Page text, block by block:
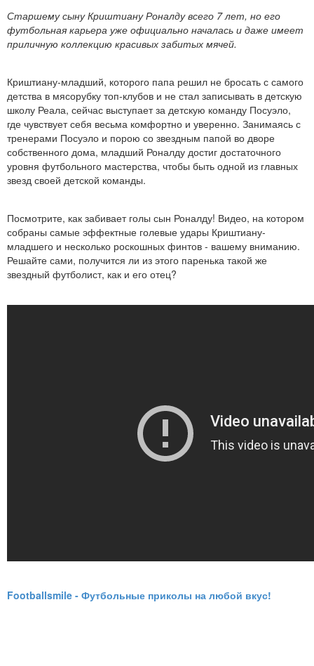
Старшему сыну Криштиану Роналду всего 7 лет, но его
футбольная карьера уже официально началась и даже имеет
приличную коллекцию красивых забитых мячей.
Криштиану-младший, которого папа решил не бросать с самого
детства в мясорубку топ-клубов и не стал записывать в детскую
школу Реала, сейчас выступает за детскую команду Посуэло,
где чувствует себя весьма комфортно и уверенно. Занимаясь с
тренерами Посуэло и порою со звездным папой во дворе
собственного дома, младший Роналду достиг достаточного
уровня футбольного мастерства, чтобы быть одной из главных
звезд своей детской команды.
Посмотрите, как забивает голы сын Роналду! Видео, на котором
собраны самые эффектные голевые удары Криштиану-
младшего и несколько роскошных финтов - вашему вниманию.
Решайте сами, получится ли из этого паренька такой же
звездный футболист, как и его отец?
Footballsmile - Футбольные приколы на любой вкус!